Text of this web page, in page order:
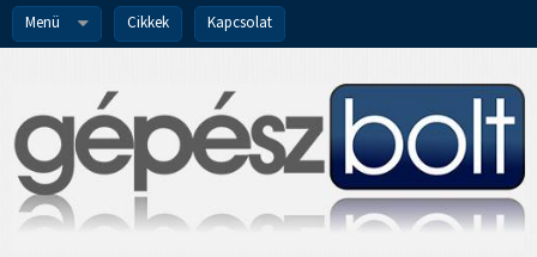
Menü Cikkek Kapcsolat